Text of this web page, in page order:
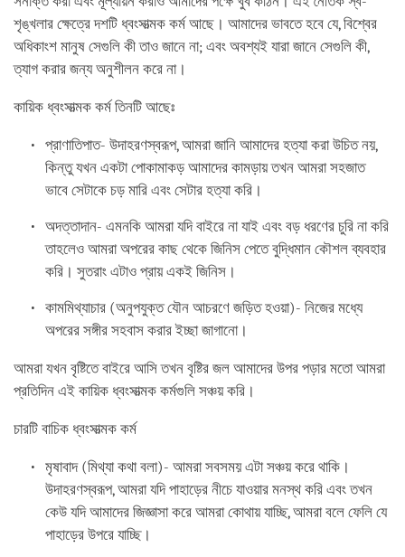
শৃঙ্খলার ক্ষেত্রে দশটি ধ্বংসাত্মক কর্ম আছে। আমাদের ভাবতে হবে যে, বিশ্বের
অধিকাংশ মানুষ সেগুলি কী তাও জানে না; এবং অবশ্যই যারা জানে সেগুলি কী,
ত্যাগ করার জন্য অনুশীলন করে না।
কায়িক ধ্বংসাত্মক কর্ম তিনটি আছেঃ
প্রাণাতিপাত- উদাহরণস্বরূপ, আমরা জানি আমাদের হত্যা করা উচিত নয়,
কিন্তু যখন একটা পোকামাকড় আমাদের কামড়ায় তখন আমরা সহজাত
ভাবে সেটাকে চড় মারি এবং সেটার হত্যা করি।
অদত্তাদান- এমনকি আমরা যদি বাইরে না যাই এবং বড় ধরণের চুরি না করি
তাহলেও আমরা অপরের কাছ থেকে জিনিস পেতে বুদ্ধিমান কৌশল ব্যবহার
করি। সুতরাং এটাও প্রায় একই জিনিস।
কামমিথ্যাচার (অনুপযুক্ত যৌন আচরণে জড়িত হওয়া)- নিজের মধ্যে
অপরের সঙ্গীর সহবাস করার ইচ্ছা জাগানো।
আমরা যখন বৃষ্টিতে বাইরে আসি তখন বৃষ্টির জল আমাদের উপর পড়ার মতো আমরা
প্রতিদিন এই কায়িক ধ্বংসাত্মক কর্মগুলি সঞ্চয় করি।
চারটি বাচিক ধ্বংসাত্মক কর্ম
মৃষাবাদ (মিথ্যা কথা বলা)- আমরা সবসময় এটা সঞ্চয় করে থাকি।
উদাহরণস্বরূপ, আমরা যদি পাহাড়ের নীচে যাওয়ার মনস্থ করি এবং তখন
কেউ যদি আমাদের জিজ্ঞাসা করে আমরা কোথায় যাচ্ছি, আমরা বলে ফেলি যে
পাহাড়ের উপরে যাচ্ছি।